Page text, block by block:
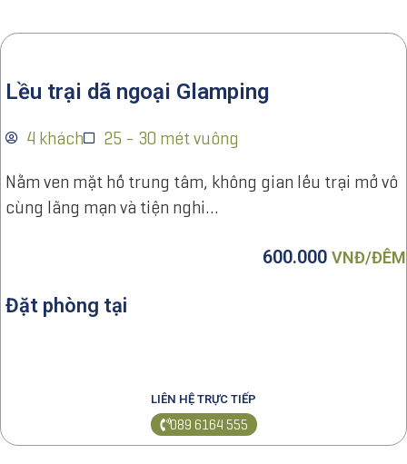
Lều trại dã ngoại Glamping
4 khách
25 - 30 mét vuông
Nằm ven mặt hồ trung tâm, không gian lều trại mở vô
cùng lãng mạn và tiện nghi…
600.000 VNĐ/ĐÊM
Đặt phòng tại
LIÊN HỆ TRỰC TIẾP
089 6164 555